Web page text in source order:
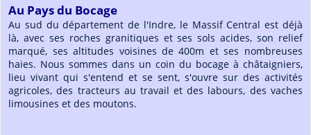
Au Pays du Bocage
Au sud du département de l'Indre, le Massif Central est déjà
là, avec ses roches granitiques et ses sols acides, son relief
marqué, ses altitudes voisines de 400m et ses nombreuses
haies. Nous sommes dans un coin du bocage à châtaigniers,
lieu vivant qui s'entend et se sent, s'ouvre sur des activités
agricoles, des tracteurs au travail et des labours, des vaches
limousines et des moutons.